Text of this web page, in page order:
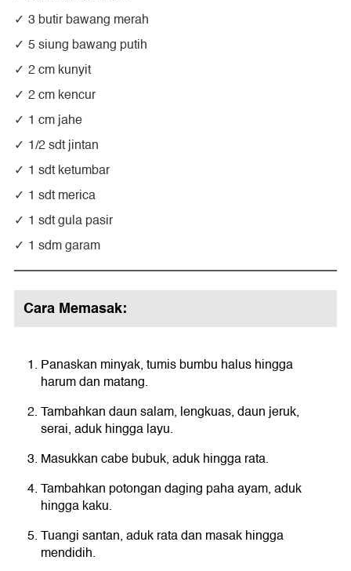
3 butir bawang merah
5 siung bawang putih
2 cm kunyit
2 cm kencur
1 cm jahe
1/2 sdt jintan
1 sdt ketumbar
1 sdt merica
1 sdt gula pasir
1 sdm garam
Cara Memasak:
Panaskan minyak, tumis bumbu halus hingga
harum dan matang.
Tambahkan daun salam, lengkuas, daun jeruk,
serai, aduk hingga layu.
Masukkan cabe bubuk, aduk hingga rata.
Tambahkan potongan daging paha ayam, aduk
hingga kaku.
Tuangi santan, aduk rata dan masak hingga
mendidih.